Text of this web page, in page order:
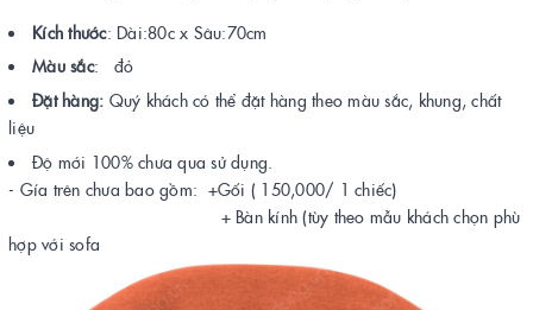
Kích thước: Dài:80c x Sâu:70cm
Màu sắc: đỏ
Đặt hàng: Quý khách có thể đặt hàng theo màu sắc, khung, chất
liệu
Độ mới 100% chưa qua sử dụng.
- Gía trên chưa bao gồm: +Gối ( 150,000/ 1 chiếc)
+ Bàn kính (tùy theo mẫu khách chọn phù
hợp với sofa